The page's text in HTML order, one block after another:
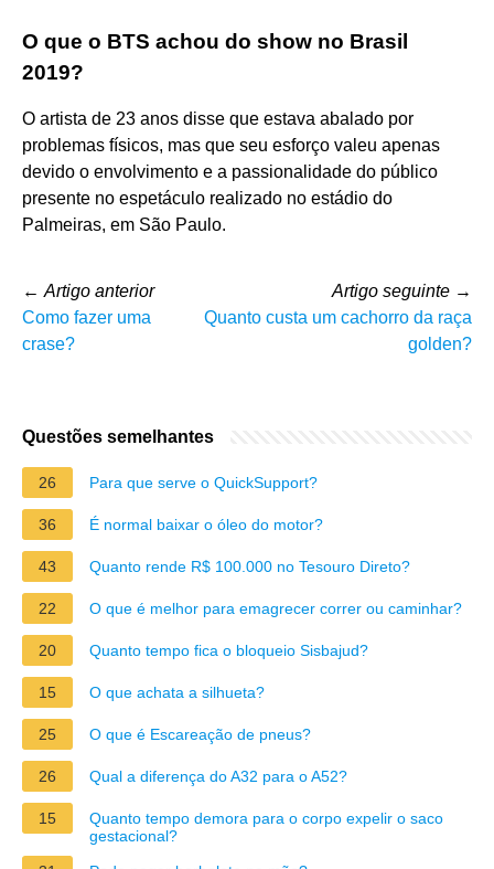
O que o BTS achou do show no Brasil
2019?
O artista de 23 anos disse que estava abalado por
problemas físicos, mas que seu esforço valeu apenas
devido o envolvimento e a passionalidade do público
presente no espetáculo realizado no estádio do
Palmeiras, em São Paulo.
← Artigo anterior
Como fazer uma
crase?
Artigo seguinte →
Quanto custa um cachorro da raça
golden?
Questões semelhantes
26 Para que serve o QuickSupport?
36 É normal baixar o óleo do motor?
43 Quanto rende R$ 100.000 no Tesouro Direto?
22 O que é melhor para emagrecer correr ou caminhar?
20 Quanto tempo fica o bloqueio Sisbajud?
15 O que achata a silhueta?
25 O que é Escareação de pneus?
26 Qual a diferença do A32 para o A52?
15
Quanto tempo demora para o corpo expelir o saco
gestacional?